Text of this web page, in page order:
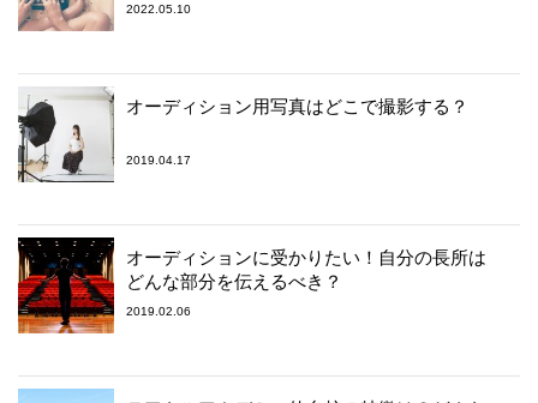
2022.05.10
オーディション用写真はどこで撮影する？
2019.04.17
オーディションに受かりたい！自分の長所は
どんな部分を伝えるべき？
2019.02.06